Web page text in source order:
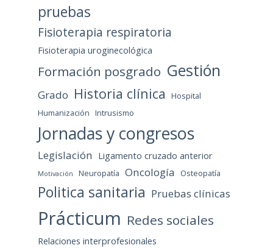
pruebas
Fisioterapia respiratoria
Fisioterapia uroginecológica
Formación posgrado Gestión
Grado Historia clínica
Hospital
Humanización Intrusismo
Jornadas y congresos
Legislación Ligamento cruzado anterior
Motivación Neuropatía Oncología Osteopatía
Politica sanitaria Pruebas clínicas
Prácticum Redes sociales
Relaciones interprofesionales